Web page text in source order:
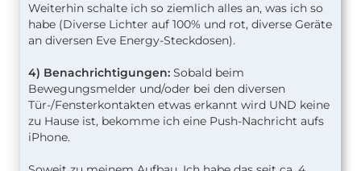
Weiterhin schalte ich so ziemlich alles an, was ich so
habe (Diverse Lichter auf 100% und rot, diverse Geräte
an diversen Eve Energy-Steckdosen).
4) Benachrichtigungen: Sobald beim
Bewegungsmelder und/oder bei den diversen
Tür-/Fensterkontakten etwas erkannt wird UND keine
zu Hause ist, bekomme ich eine Push-Nachricht aufs
iPhone.